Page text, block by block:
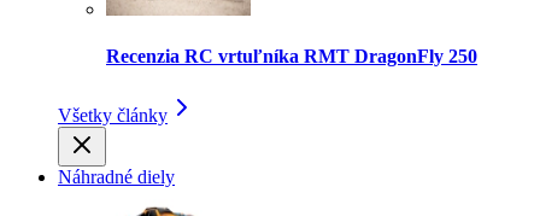
Recenzia RC vrtuľníka RMT DragonFly 250
Všetky články
Náhradné diely